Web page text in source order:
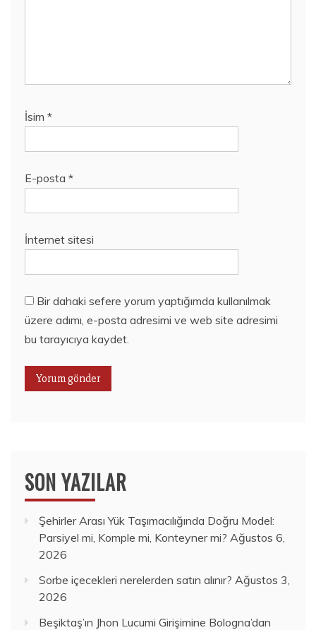
İsim *
E-posta *
İnternet sitesi
Bir dahaki sefere yorum yaptığımda kullanılmak
üzere adımı, e-posta adresimi ve web site adresimi
bu tarayıcıya kaydet.
SON YAZILAR
Şehirler Arası Yük Taşımacılığında Doğru Model:
Parsiyel mi, Komple mi, Konteyner mi? Ağustos 6,
2026
Sorbe içecekleri nerelerden satın alınır? Ağustos 3,
2026
Beşiktaş’ın Jhon Lucumi Girişimine Bologna’dan